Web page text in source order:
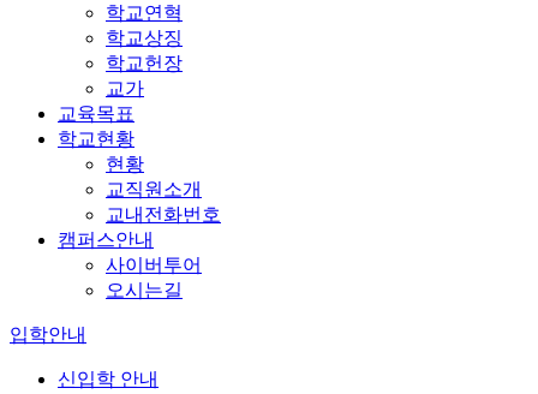
학교연혁
학교상징
학교헌장
교가
교육목표
학교현황
현황
교직원소개
교내전화번호
캠퍼스안내
사이버투어
오시는길
입학안내
신입학 안내